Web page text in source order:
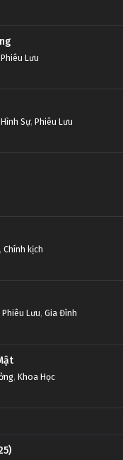
Phiêu Lưu
Hình Sự, Phiêu Lưu
, Chính kịch
Phiêu Lưu, Gia Đình
, Khoa Học